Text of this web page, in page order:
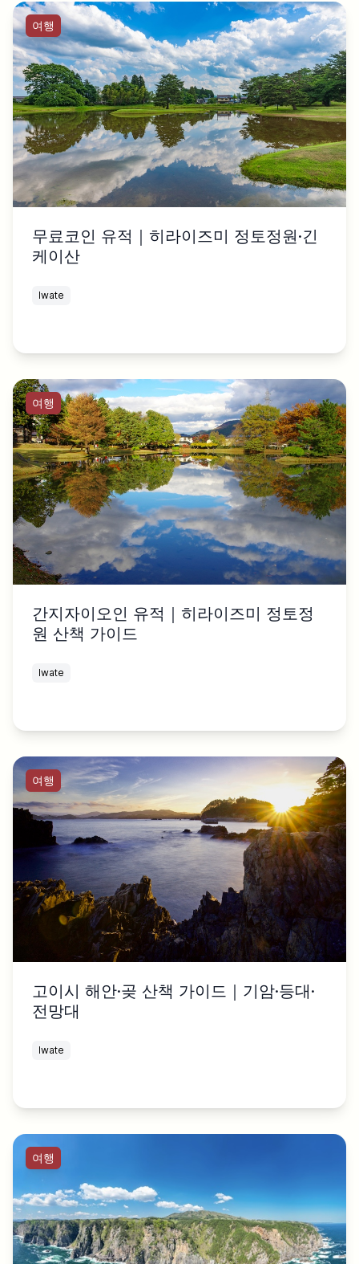
여행
무료코인 유적｜히라이즈미 정토정원·긴
케이산
Iwate
여행
간지자이오인 유적｜히라이즈미 정토정
원 산책 가이드
Iwate
여행
고이시 해안·곶 산책 가이드｜기암·등대·
전망대
Iwate
여행